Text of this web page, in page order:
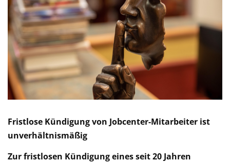
Fristlose Kündigung von Jobcenter-Mitarbeiter ist
unverhältnismäßig
Zur fristlosen Kündigung eines seit 20 Jahren